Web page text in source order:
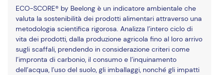
ECO-SCORE® by Beelong è un indicatore ambientale che
valuta la sostenibilità dei prodotti alimentari attraverso una
metodologia scientifica rigorosa. Analizza l’intero ciclo di
vita dei prodotti, dalla produzione agricola fino al loro arrivo
sugli scaffali, prendendo in considerazione criteri come
l’impronta di carbonio, il consumo e l’inquinamento
dell’acqua, l’uso del suolo, gli imballaggi, nonché gli impatti